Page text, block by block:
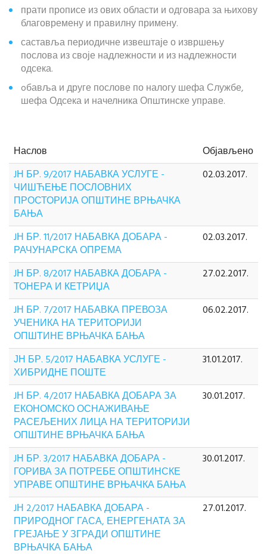
прати прописе из ових области и одговара за њихову
благовремену и правилну примену.
саставља периодичне извештаје о извршењу
послова из своје надлежности и из надлежности
одсека.
oбавља и друге послове по налогу шефа Службе,
шефа Одсека и начелника Општинске управе.
Наслов
Објављено
JН БР. 9/2017 НАБАВКА УСЛУГЕ -
ЧИШЋЕЊЕ ПОСЛОВНИХ
ПРОСТОРИЈА ОПШТИНЕ ВРЊАЧКА
БАЊА
02.03.2017.
JН БР. 11/2017 НАБАВКА ДОБАРА -
РАЧУНАРСКА ОПРЕМА
02.03.2017.
JН БР. 8/2017 НАБАВКА ДОБАРА -
ТОНЕРА И КЕТРИЏА
27.02.2017.
JН БР. 7/2017 НАБАВКА ПРЕВОЗА
УЧЕНИКА НА ТЕРИТОРИЈИ
ОПШТИНЕ ВРЊАЧКА БАЊА
06.02.2017.
ЈН БР. 5/2017 НАБАВКА УСЛУГЕ -
ХИБРИДНЕ ПОШТЕ
31.01.2017.
JН БР. 4/2017 НАБАВКА ДОБАРА ЗА
ЕКОНОМСКО ОСНАЖИВАЊЕ
РАСЕЉЕНИХ ЛИЦА НА ТЕРИТОРИЈИ
ОПШТИНЕ ВРЊАЧКА БАЊА
30.01.2017.
JН БР. 3/2017 НАБАВКА ДОБАРА -
ГОРИВА ЗА ПОТРЕБЕ ОПШТИНСКЕ
УПРАВЕ ОПШТИНЕ ВРЊАЧКА БАЊА
30.01.2017.
JН 2/2017 НАБАВКА ДОБАРА -
ПРИРОДНОГ ГАСА, ЕНЕРГЕНАТА ЗА
ГРЕЈАЊЕ У ЗГРАДИ ОПШТИНЕ
ВРЊАЧКА БАЊА
27.01.2017.